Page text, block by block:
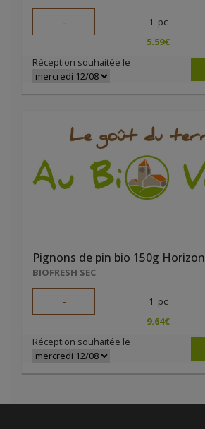
- 1 pc
5.59€
Réception souhaitée le
Pignons de pin bio 150g Horizon
BIOFRESH SEC
- 1 pc
9.64€
Réception souhaitée le